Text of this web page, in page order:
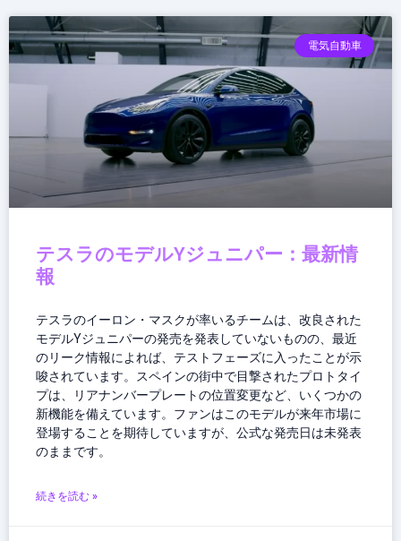
電気自動車
テスラのモデルYジュニパー：最新情
報
テスラのイーロン・マスクが率いるチームは、改良された
モデルYジュニパーの発売を発表していないものの、最近
のリーク情報によれば、テストフェーズに入ったことが示
唆されています。スペインの街中で目撃されたプロトタイ
プは、リアナンバープレートの位置変更など、いくつかの
新機能を備えています。ファンはこのモデルが来年市場に
登場することを期待していますが、公式な発売日は未発表
のままです。
続きを読む »